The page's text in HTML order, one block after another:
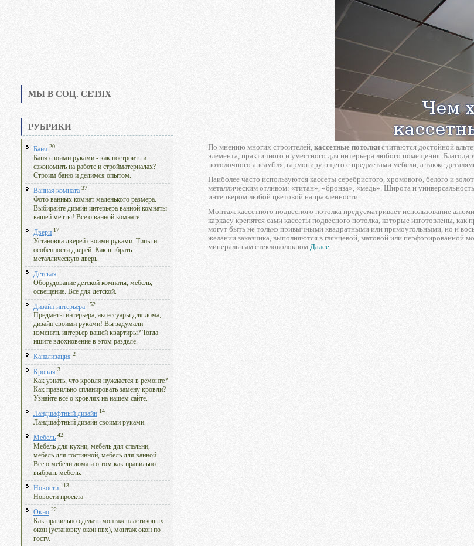
МЫ В СОЦ. СЕТЯХ
РУБРИКИ
Баня 20
Баня своими руками - как построить и
сэкономить на работе и стройматериалах?
Строим баню и делимся опытом.
Ванная комната 37
Фото ванных комнат маленького размера.
Выбирайте дизайн интерьера ванной комнаты
вашей мечты! Все о ванной комнате.
Двери 17
Установка дверей своими руками. Типы и
особенности дверей. Как выбрать
металлическую дверь.
Детская 1
Оборудование детской комнаты, мебель,
освещение. Все для детской.
Дизайн интерьера 152
Предметы интерьера, аксессуары для дома,
дизайн своими руками! Вы задумали
изменить интерьер вашей квартиры? Тогда
ищите вдохновение в этом разделе.
Канализация 2
Кровля 3
Как узнать, что кровля нуждается в ремонте?
Как правильно спланировать замену кровли?
Узнайте все о кровлях на нашем сайте.
Ландшафтный дизайн 14
Ландшафтный дизайн своими руками.
Мебель 42
Мебель для кухни, мебель для спальни,
мебель для гостинной, мебель для ванной.
Все о мебели дома и о том как правильно
выбрать мебель.
Новости 113
Новости проекта
Окно 22
Как правильно сделать монтаж пластиковых
окон (установку окон пвх), монтаж окон по
госту.
По мнению многих строителей, кассетные потолки считаются достойной
элемента, практичного и уместного для интерьера любого помещения.
потолочного ансамбля, гармонирующего с предметами мебели, а также
Наиболее часто используются кассеты серебристого, хромового, белого и
металлическим отливом: «титан», «бронза», «медь». Широта и
интерьером любой цветовой направленности.
Монтаж кассетного подвесного потолка предусматривает использование
каркасу крепятся сами кассеты подвесного потолка, которые изготовлены,
могут быть не только привычными квадратными или прямоугольными, но и
желании заказчика, выполняются в глянцевой, матовой или перфорированной
минеральным стекловолокном.Далее...